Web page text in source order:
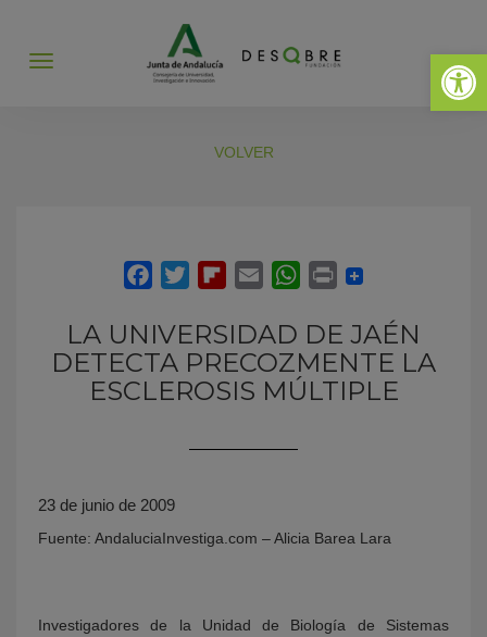
Abrir
Abrir
VOLVER
LA UNIVERSIDAD DE JAÉN
DETECTA PRECOZMENTE LA
ESCLEROSIS MÚLTIPLE
23 de junio de 2009
Fuente: AndaluciaInvestiga.com – Alicia Barea Lara
Investigadores de la Unidad de Biología de Sistemas